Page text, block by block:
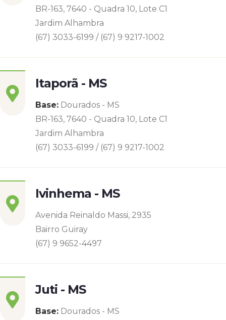
BR-163, 7640 - Quadra 10, Lote C1
Jardim Alhambra
(67) 3033-6199 / (67) 9 9217-1002
Itaporã - MS
Base: Dourados - MS
BR-163, 7640 - Quadra 10, Lote C1
Jardim Alhambra
(67) 3033-6199 / (67) 9 9217-1002
Ivinhema - MS
Avenida Reinaldo Massi, 2935
Bairro Guiray
(67) 9 9652-4497
Juti - MS
Base: Dourados - MS